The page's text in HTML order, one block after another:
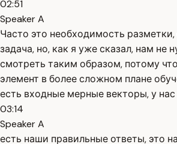
02:51
Speaker A
Часто это необходимость разметки,
задача, но, как я уже сказал, нам не
смотреть таким образом, потому
элемент в более сложном плане
есть входные мерные векторы, у нас
03:14
Speaker A
есть наши правильные ответы, это